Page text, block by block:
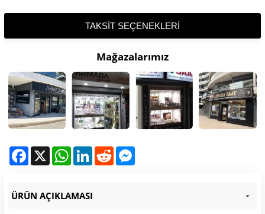
TAKSIT SEÇENEKLERI
Mağazalarımız
Facebook WhatsAppLinkedInReddit
ÜRÜN AÇIKLAMASI